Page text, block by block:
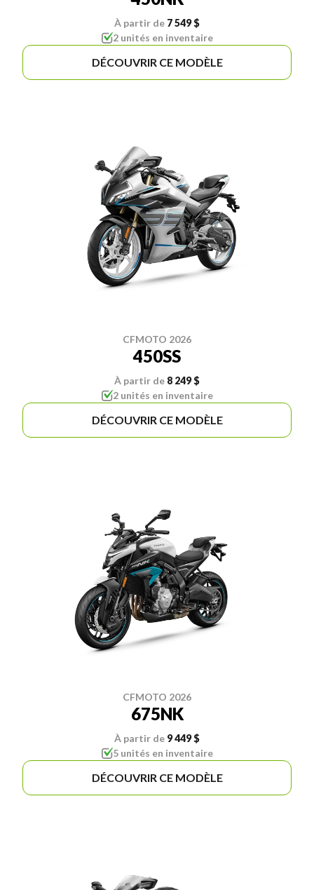
À partir de 7 549 $
2 unités en inventaire
DÉCOUVRIR CE MODÈLE
CFMOTO 2026
450SS
À partir de 8 249 $
2 unités en inventaire
DÉCOUVRIR CE MODÈLE
CFMOTO 2026
675NK
À partir de 9 449 $
5 unités en inventaire
DÉCOUVRIR CE MODÈLE